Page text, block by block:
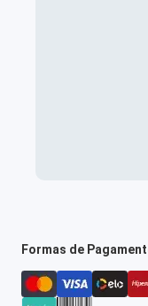
Formas de